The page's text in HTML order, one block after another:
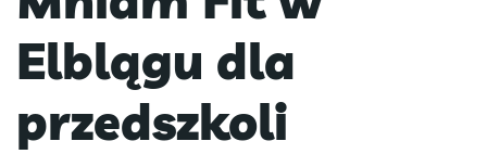
Elblągu dla
przedszkoli